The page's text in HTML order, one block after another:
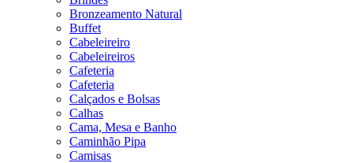
Bronzeamento Natural
Buffet
Cabeleireiro
Cabeleireiros
Cafeteria
Cafeteria
Calçados e Bolsas
Calhas
Cama, Mesa e Banho
Caminhão Pipa
Camisas